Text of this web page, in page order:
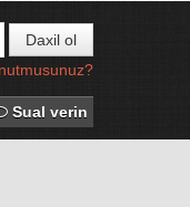
Daxil ol
Sual verin